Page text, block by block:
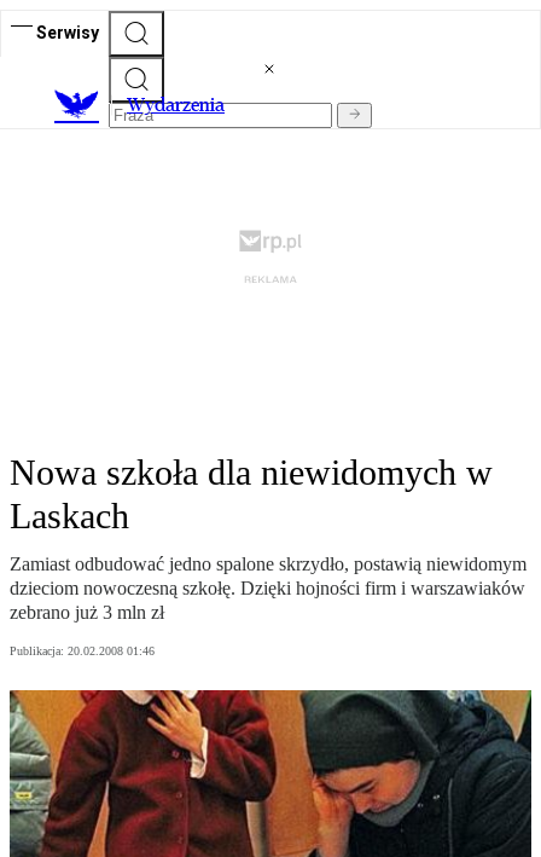
Serwisy
Wydarzenia
Nowa szkoła dla niewidomych w
Laskach
Zamiast odbudować jedno spalone skrzydło, postawią niewidomym
dzieciom nowoczesną szkołę. Dzięki hojności firm i warszawiaków
zebrano już 3 mln zł
Publikacja: 20.02.2008 01:46